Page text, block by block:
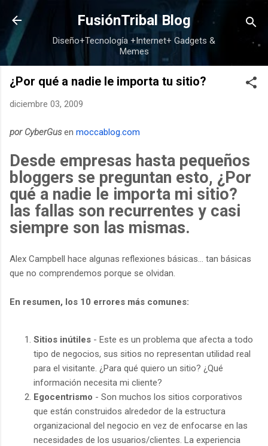
Ir al contenido principal
FusiónTribal Blog
Diseño+Tecnología +Internet+ Gadgets &
Memes
¿Por qué a nadie le importa tu sitio?
diciembre 03, 2009
por CyberGusen moccablog.com
Desde empresas hasta pequeños
bloggers se preguntan esto, ¿Por
qué a nadie le importa mi sitio?
las fallas son recurrentes y casi
siempre son las mismas.
Alex Campbell hace algunas reflexiones básicas... tan básicas
que no comprendemos porque se olvidan.
En resumen, los 10 errores más comunes:
Sitios inútiles - Este es un problema que afecta a todo
tipo de negocios, sus sitios no representan utilidad real
para el visitante. ¿Para qué quiero un sitio? ¿Qué
información necesita mi cliente?
Egocentrismo - Son muchos los sitios corporativos
que están construidos alrededor de la estructura
organizacional del negocio en vez de enfocarse en las
necesidades de los usuarios/clientes. La experiencia